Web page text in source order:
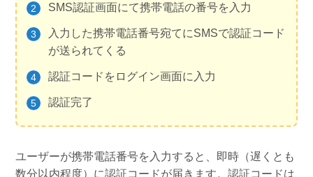
SMS認証画面にて携帯電話の番号を入力
入力した携帯電話番号宛てにSMSで認証コード
が送られてくる
認証コードをログイン画面に入力
認証完了
ユーザーが携帯電話番号を入力すると、即時（遅くとも
数分以内程度）に認証コードが届きます。認証コードは